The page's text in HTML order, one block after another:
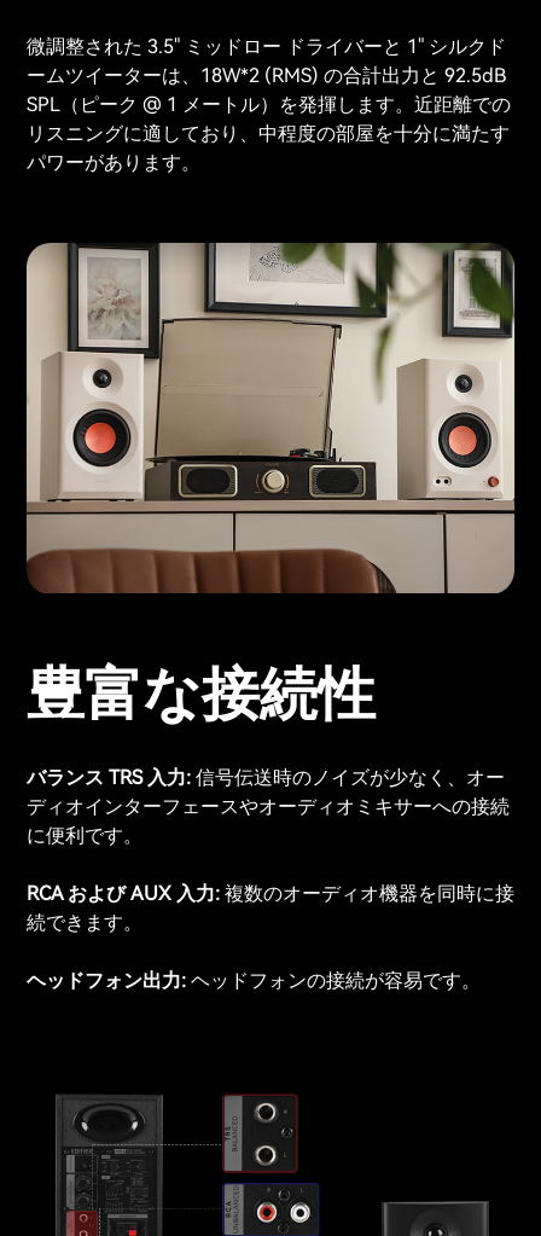
微調整された 3.5" ミッドロー ドライバーと 1" シルクド
ームツイーターは、18W*2 (RMS) の合計出力と 92.5dB
SPL（ピーク @ 1 メートル）を発揮します。近距離での
リスニングに適しており、中程度の部屋を十分に満たす
パワーがあります。
豊富な接続性
バランス TRS 入力: 信号伝送時のノイズが少なく、オー
ディオインターフェースやオーディオミキサーへの接続
に便利です。
RCA および AUX 入力: 複数のオーディオ機器を同時に接
続できます。
ヘッドフォン出力: ヘッドフォンの接続が容易です。